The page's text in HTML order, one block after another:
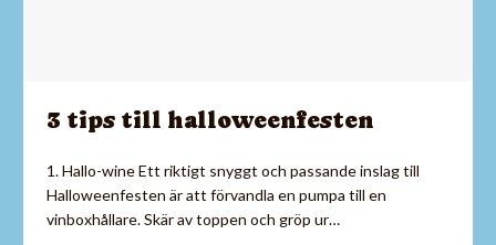
3 tips till halloweenfesten
1. Hallo-wine Ett riktigt snyggt och passande inslag till
Halloweenfesten är att förvandla en pumpa till en
vinboxhållare. Skär av toppen och gröp ur…